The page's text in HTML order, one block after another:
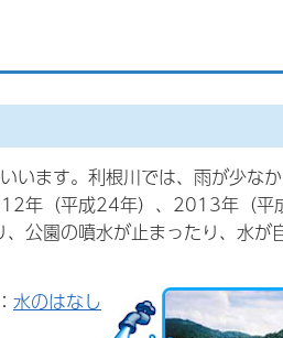
います。利根川では、雨が少
年（平成24年）、2013年（
園の噴水が止まったり、水が
水のはなし